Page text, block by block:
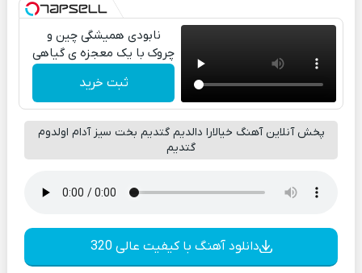
نابودی همیشگی چین و
چروک با یک معجزه ی گیاهی
ثبت خرید
پخش آنلاین آهنگ خیالارا دالدیم گتدیم بخت سیز آدام اولدوم
گتدیم
دانلود آهنگ با کیفیت عالی 320